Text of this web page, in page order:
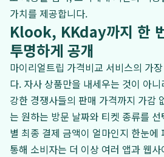
가치를 제공합니다.
Klook, KKday까지 한
투명하게 공개
마이리얼트립 가격비교 서비스의 가
다. 자사 상품만을 내세우는 것이 아
강한 경쟁사들의 판매 가격까지 가감
는 원하는 방문 날짜와 티켓 종류를
별 최종 결제 금액이 얼마인지 한눈에
통해 소비자는 더 이상 여러 앱과 웹